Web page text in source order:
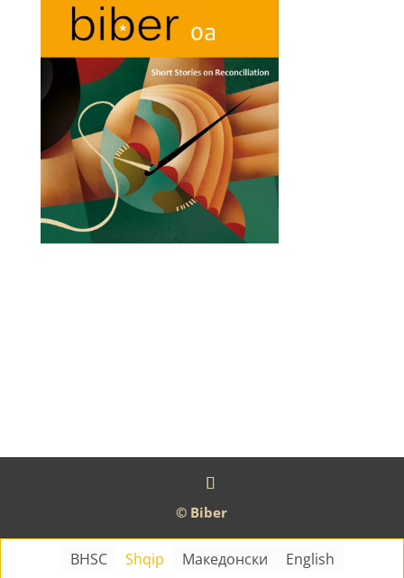
© Biber
BHSC Shqip Македонски English